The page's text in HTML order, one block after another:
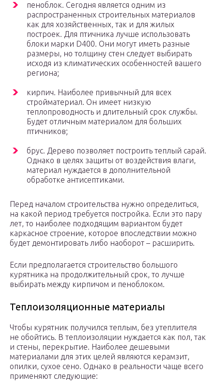
пеноблок. Сегодня является одним из
распространенных строительных материалов
как для хозяйственных, так и для жилых
построек. Для птичника лучше использовать
блоки марки D400. Они могут иметь разные
размеры, но толщину стен следует выбирать
исходя из климатических особенностей вашего
региона;
кирпич. Наиболее привычный для всех
стройматериал. Он имеет низкую
теплопроводность и длительный срок службы.
Будет отличным материалом для больших
птичников;
брус. Дерево позволяет построить теплый сарай.
Однако в целях защиты от воздействия влаги,
материал нуждается в дополнительной
обработке антисептиками.
Перед началом строительства нужно определиться,
на какой период требуется постройка. Если это пару
лет, то наиболее подходящим вариантом будет
каркасное строение, которое впоследствии можно
будет демонтировать либо наоборот – расширить.
Если предполагается строительство большого
курятника на продолжительный срок, то лучше
выбирать между кирпичом и пеноблоком.
Теплоизоляционные материалы
Чтобы курятник получился теплым, без утеплителя
не обойтись. В теплоизоляции нуждается как пол, так
и стены, перекрытие. Наиболее дешевыми
материалами для этих целей являются керамзит,
опилки, сухое сено. Однако в реальности чаще всего
применяют следующие: